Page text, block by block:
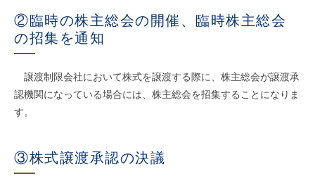
②臨時の株主総会の開催、臨時株主総会
の招集を通知
譲渡制限会社において株式を譲渡する際に、株主総会が譲渡承
認機関になっている場合には、株主総会を招集することになりま
す。
③株式譲渡承認の決議